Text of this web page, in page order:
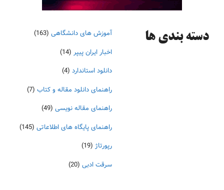
دسته‌ بندی ها آموزش های دانشگاهی (163)
اخبار ایران پیپر (14)
دانلود استاندارد (4)
راهنمای دانلود مقاله و کتاب (7)
راهنمای مقاله نویسی (49)
راهنمای پایگاه های اطلاعاتی (145)
رپورتاژ (19)
سرقت ادبی (20)